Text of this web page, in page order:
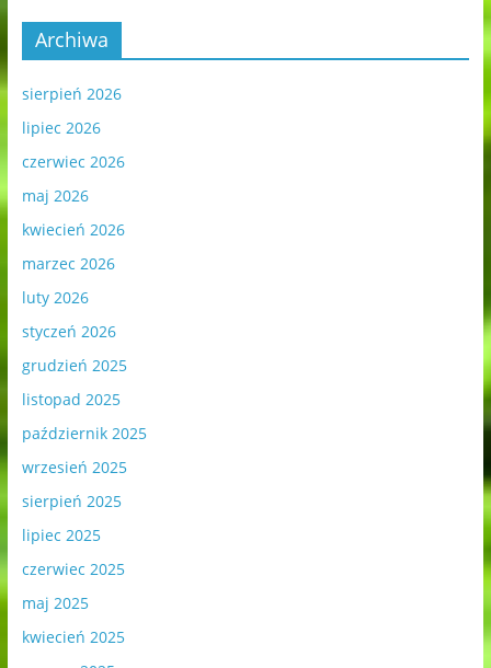
Archiwa
sierpień 2026
lipiec 2026
czerwiec 2026
maj 2026
kwiecień 2026
marzec 2026
luty 2026
styczeń 2026
grudzień 2025
listopad 2025
październik 2025
wrzesień 2025
sierpień 2025
lipiec 2025
czerwiec 2025
maj 2025
kwiecień 2025